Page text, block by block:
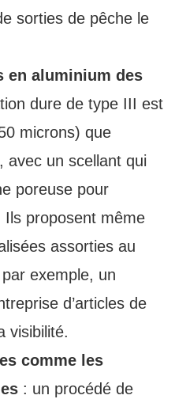
sorties de pêche le
en aluminium des
dure de type III est
microns) que
avec un scellant qui
poreuse pour
Ils proposent même
assorties au
exemple, un
d’articles de
visibilité.
comme les
: un procédé de